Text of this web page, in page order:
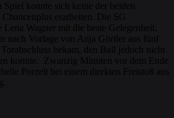
konnte sich keine der beiden
erarbeiten. Die SG
Wagner mit die beste Gelegenheit,
nach Vorlage von Anja Görtler aus fünf
bekam, den Ball jedoch nicht
konnte. Zwanzig Minuten vor dem Ende
Porzelt bei einem direkten Freistoß aus